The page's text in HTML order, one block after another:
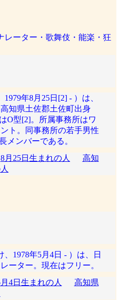
レーター・歌舞伎・能楽・狂
年8月25日[2] - ）は、
知県土佐郡土佐町出身
O型[2]。所属事務所はワ
ト。同事務所の若手男性
メンバーである。
8月25日生まれの人
高知
1978年5月4日 - ）は、日
ーター。現在はフリー。
4日生まれの人
高知県